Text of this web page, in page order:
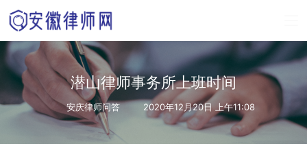
潜山律师事务所上班时间
安庆律师问答 2020年12月20日 上午11:08